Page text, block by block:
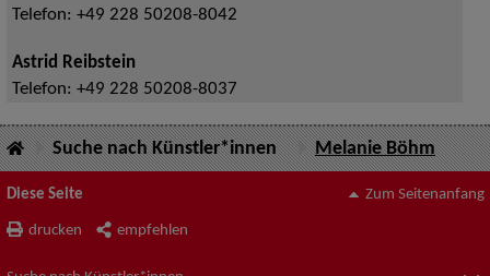
Telefon: +49 228 50208-8042
Astrid Reibstein
Telefon: +49 228 50208-8037
Suche nach Künstler*innen Melanie Böhm
Diese Seite
drucken empfehlen
Zum Seitenanfang